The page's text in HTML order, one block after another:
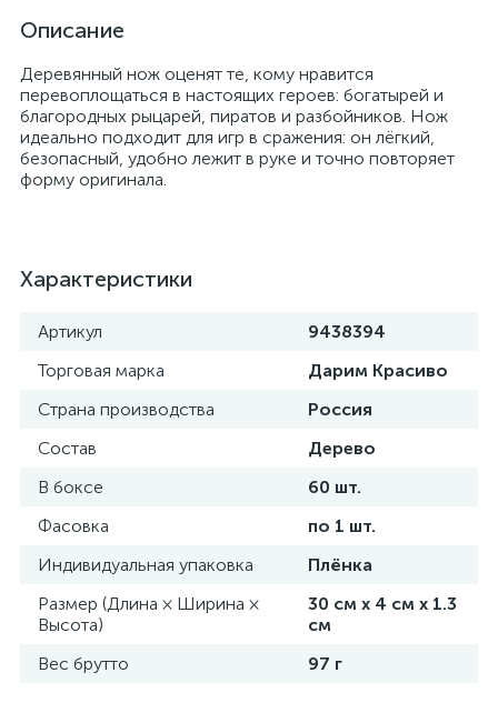
Описание
Деревянный нож оценят те, кому нравится
перевоплощаться в настоящих героев: богатырей и
благородных рыцарей, пиратов и разбойников. Нож
идеально подходит для игр в сражения: он лёгкий,
безопасный, удобно лежит в руке и точно повторяет
форму оригинала.
Характеристики
Артикул
9438394
Торговая марка
Дарим Красиво
Страна производства
Россия
Состав
Дерево
В боксе
60 шт.
Фасовка
по 1 шт.
Индивидуальная упаковка
Плёнка
Размер (Длина × Ширина ×
Высота)
30 см х 4 см х 1.3
см
Вес брутто
97 г